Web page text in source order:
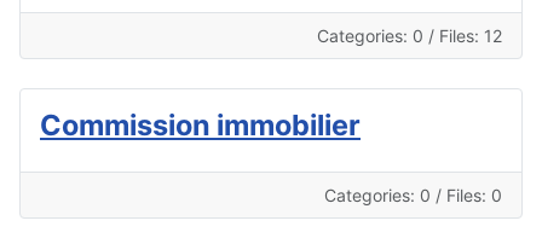
Categories: 0 / Files: 12
Commission immobilier
Categories: 0 / Files: 0